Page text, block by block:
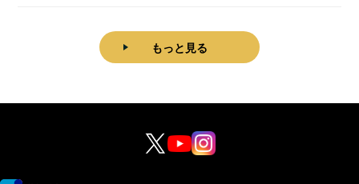
もっと見る